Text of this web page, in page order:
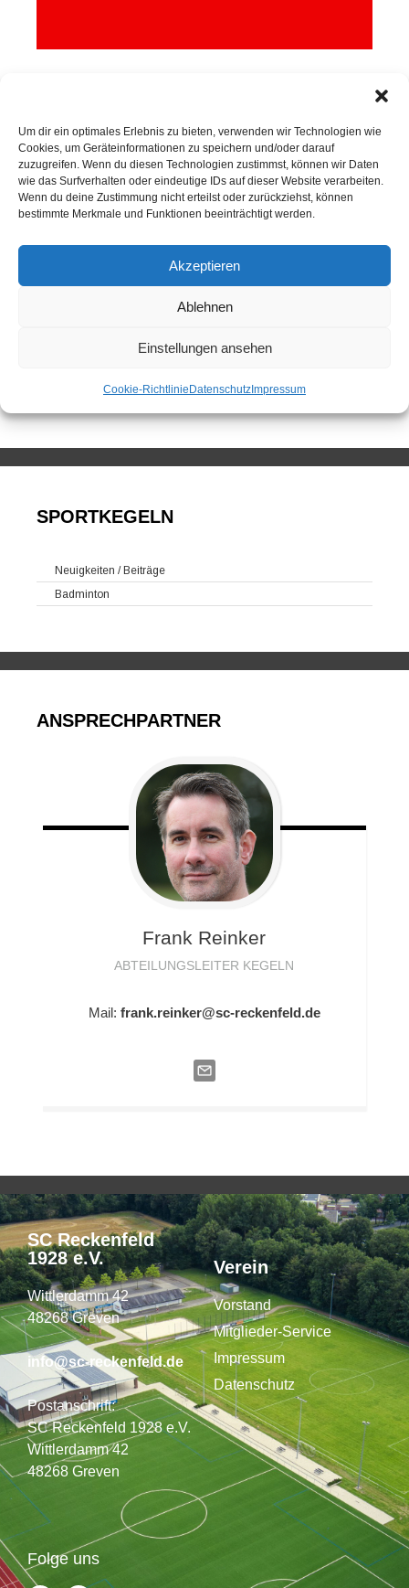
Um dir ein optimales Erlebnis zu bieten, verwenden wir Technologien wie
Cookies, um Geräteinformationen zu speichern und/oder darauf
zuzugreifen. Wenn du diesen Technologien zustimmst, können wir Daten
wie das Surfverhalten oder eindeutige IDs auf dieser Website verarbeiten.
Wenn du deine Zustimmung nicht erteilst oder zurückziehst, können
bestimmte Merkmale und Funktionen beeinträchtigt werden.
Akzeptieren
Ablehnen
Einstellungen ansehen
Cookie-Richtlinie Datenschutz Impressum
SPORTKEGELN
Neuigkeiten
Mannschaften
Kegelsportanlage Wittlerdamm
Training
SPORTKEGELN
Neuigkeiten / Beiträge
Badminton
ANSPRECHPARTNER
Frank Reinker
ABTEILUNGSLEITER KEGELN
Mail: frank.reinker@sc-reckenfeld.de
SC Reckenfeld
1928 e.V.
Wittlerdamm 42
48268 Greven
info@sc-reckenfeld.de
Postanschrift:
SC Reckenfeld 1928 e.V.
Wittlerdamm 42
48268 Greven
Verein
Vorstand
Mitglieder-Service
Impressum
Datenschutz
Folge uns